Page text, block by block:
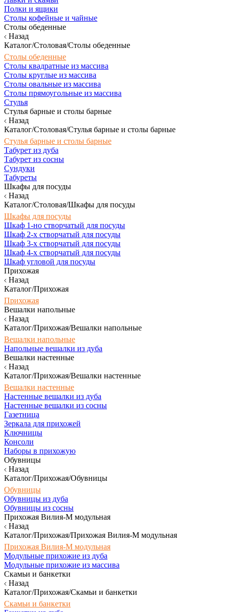
Полки и ящики
Столы кофейные и чайные
Столы обеденные
Назад
Каталог/Столовая/Столы обеденные
Столы обеденные
Столы квадратные из массива
Столы круглые из массива
Столы овальные из массива
Столы прямоугольные из массива
Стулья
Стулья барные и столы барные
Назад
Каталог/Столовая/Стулья барные и столы барные
Стулья барные и столы барные
Табурет из дуба
Табурет из сосны
Сундуки
Табуреты
Шкафы для посуды
Назад
Каталог/Столовая/Шкафы для посуды
Шкафы для посуды
Шкаф 1-но створчатый для посуды
Шкаф 2-х створчатый для посуды
Шкаф 3-х створчатый для посуды
Шкаф 4-х створчатый для посуды
Шкаф угловой для посуды
Прихожая
Назад
Каталог/Прихожая
Прихожая
Вешалки напольные
Назад
Каталог/Прихожая/Вешалки напольные
Вешалки напольные
Напольные вешалки из дуба
Вешалки настенные
Назад
Каталог/Прихожая/Вешалки настенные
Вешалки настенные
Настенные вешалки из дуба
Настенные вешалки из сосны
Газетница
Зеркала для прихожей
Ключницы
Консоли
Наборы в прихожую
Обувницы
Назад
Каталог/Прихожая/Обувницы
Обувницы
Обувницы из дуба
Обувницы из сосны
Прихожая Вилия-М модульная
Назад
Каталог/Прихожая/Прихожая Вилия-М модульная
Прихожая Вилия-М модульная
Модульные прихожие из дуба
Модульные прихожие из массива
Скамьи и банкетки
Назад
Каталог/Прихожая/Скамьи и банкетки
Скамьи и банкетки